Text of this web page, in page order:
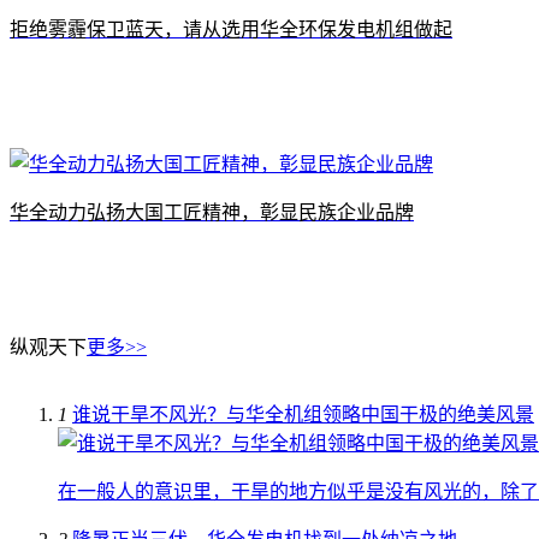
拒绝雾霾保卫蓝天，请从选用华全环保发电机组做起
华全动力弘扬大国工匠精神，彰显民族企业品牌
纵观天下更多>>
1 谁说干旱不风光？与华全机组领略中国干极的绝美风景
在一般人的意识里，干旱的地方似乎是没有风光的，除